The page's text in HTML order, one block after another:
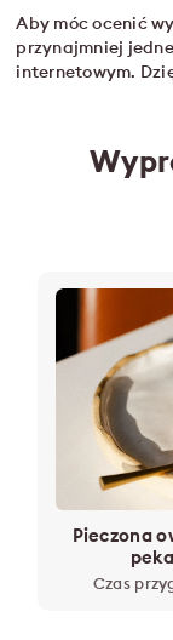
Aby móc ocenić
przynajmniej
internetowym.
Pieczona
Czas